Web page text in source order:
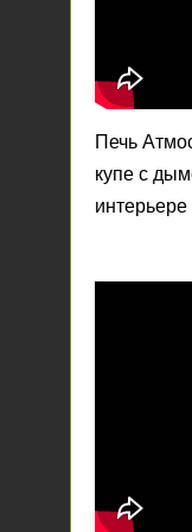
Печь
купе с
интерьере